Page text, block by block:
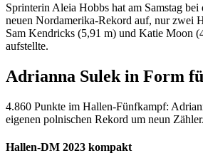
Sprinterin Aleia Hobbs hat am Samstag
neuen Nordamerika-Rekord auf, nur zwei
Sam Kendricks (5,91 m) und Katie Moon
aufstellte.
Adrianna Sulek in Form
4.860 Punkte im Hallen-Fünfkampf:
eigenen polnischen Rekord um neun
Hallen-DM 2023 kompakt